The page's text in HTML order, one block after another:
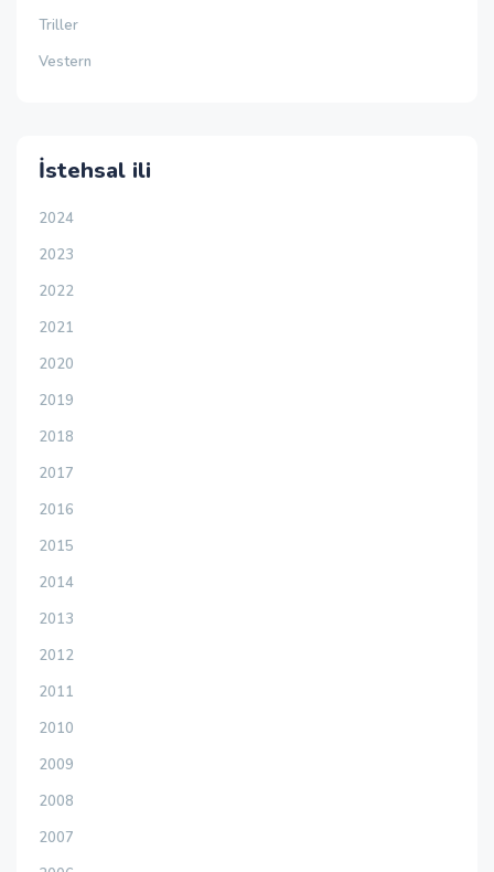
Triller
Vestern
İstehsal ili
2024
2023
2022
2021
2020
2019
2018
2017
2016
2015
2014
2013
2012
2011
2010
2009
2008
2007